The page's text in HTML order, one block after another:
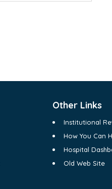
Other Links
Institutional
How You Can
Hospital
Old Web Site